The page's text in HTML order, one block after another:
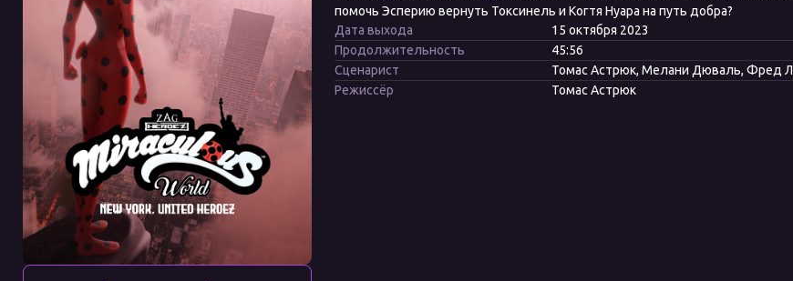
помочь Эсперию вернуть Токсинель и Когтя Нуара на путь добра?
Дата выхода
15 октября 2023
Продолжительность
45:56
Сценарист
Томас Астрюк, Мелани Дюваль, Фред
Режиссёр
Томас Астрюк